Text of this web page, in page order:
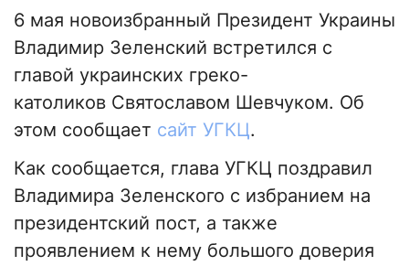
6 мая новоизбранный Президент Украины
Владимир Зеленский встретился с
главой украинских греко-
католиков Святославом Шевчуком. Об
этом сообщает сайт УГКЦ.
Как сообщается, глава УГКЦ поздравил
Владимира Зеленского с избранием на
президентский пост, а также
проявлением к нему большого доверия